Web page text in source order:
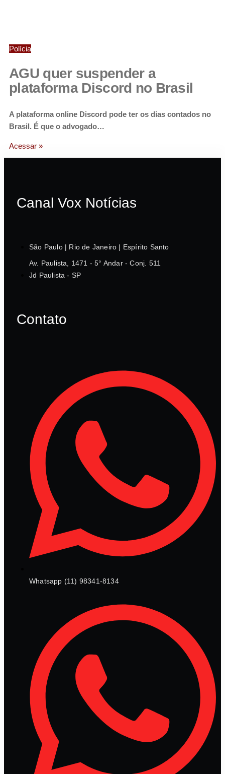
Polícia
AGU quer suspender a
plataforma Discord no Brasil
A plataforma online Discord pode ter os dias contados no
Brasil. É que o advogado…
Acessar »
Canal Vox Notícias
São Paulo | Rio de Janeiro | Espírito Santo
Av. Paulista, 1471 - 5° Andar - Conj. 511
Jd Paulista - SP
Contato
Whatsapp (11) 98341-8134